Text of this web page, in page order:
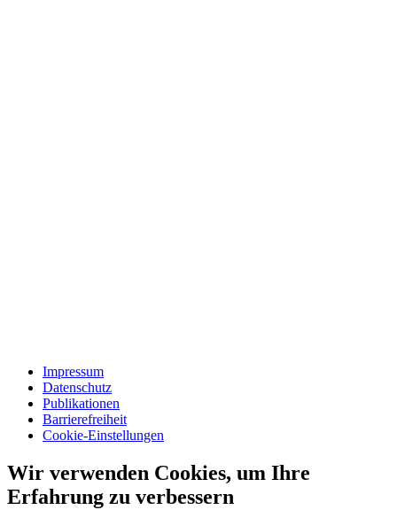
Impressum
Datenschutz
Publikationen
Barrierefreiheit
Cookie-Einstellungen
Wir verwenden Cookies, um Ihre
Erfahrung zu verbessern